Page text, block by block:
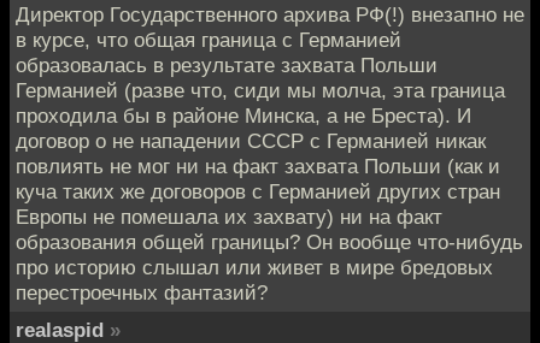
Директор Государственного архива РФ(!) внезапно не
в курсе, что общая граница с Германией
образовалась в результате захвата Польши
Германией (разве что, сиди мы молча, эта граница
проходила бы в районе Минска, а не Бреста). И
договор о не нападении СССР с Германией никак
повлиять не мог ни на факт захвата Польши (как и
куча таких же договоров с Германией других стран
Европы не помешала их захвату) ни на факт
образования общей границы? Он вообще что-нибудь
про историю слышал или живет в мире бредовых
перестроечных фантазий?
realaspid »